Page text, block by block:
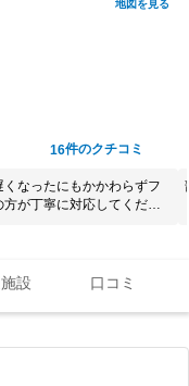
設 口コミ
16件のクチコミ
くなったにもかかわらずフ
方が丁寧に対応してくださ